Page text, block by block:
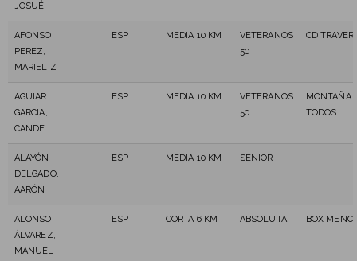
JOSUÉ
AFONSO
PEREZ,
MARIELIZ
ESP MEDIA 10 KM
VETERANOS
50
CD
AGUIAR
GARCIA,
CANDE
ESP MEDIA 10 KM
VETERANOS
50
MONTAÑA
TODOS
ALAYÓN
DELGADO,
AARÓN
ESP MEDIA 10 KM SENIOR
ALONSO
ÁLVAREZ,
MANUEL
ESP CORTA 6 KM ABSOLUTA BOX